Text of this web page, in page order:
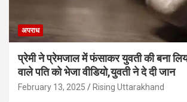
अपराध
प्रेमी ने प्रेमजाल में फंसाकर युवती की बना
वाले पत‍ि को भेजा वीड‍ियो,युवती ने दे दी जान
February 13, 2025 Rising Uttarakhand